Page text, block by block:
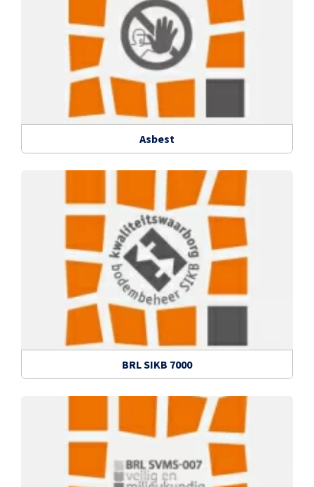
Asbest
BRL SIKB 7000